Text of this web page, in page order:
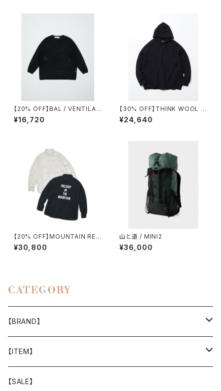
【20% OFF】BAL / VENTILAT
ION MESH CREW SWEATER
¥16,720
【30% OFF】THINK WOOL /
BRUSHED LINING PARKA
¥24,640
【20% OFF】MOUNTAIN RES
EARCH / H.I.T.M. SHIRT
¥30,800
山と道 / MINI2
¥36,000
CATEGORY
【BRAND】
山と道
T-SHIRT
迷迭香
【ITEM】
WEAR
【SALE】